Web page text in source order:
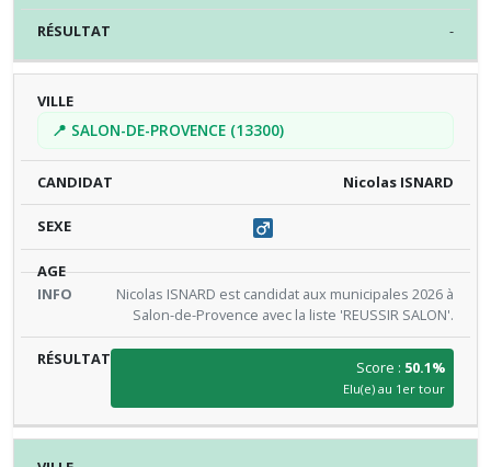
-
📍 SALON-DE-PROVENCE (13300)
Nicolas ISNARD
Nicolas ISNARD est candidat aux municipales 2026 à
Salon-de-Provence avec la liste 'REUSSIR SALON'.
Score : 50.1%
Elu(e) au 1er tour